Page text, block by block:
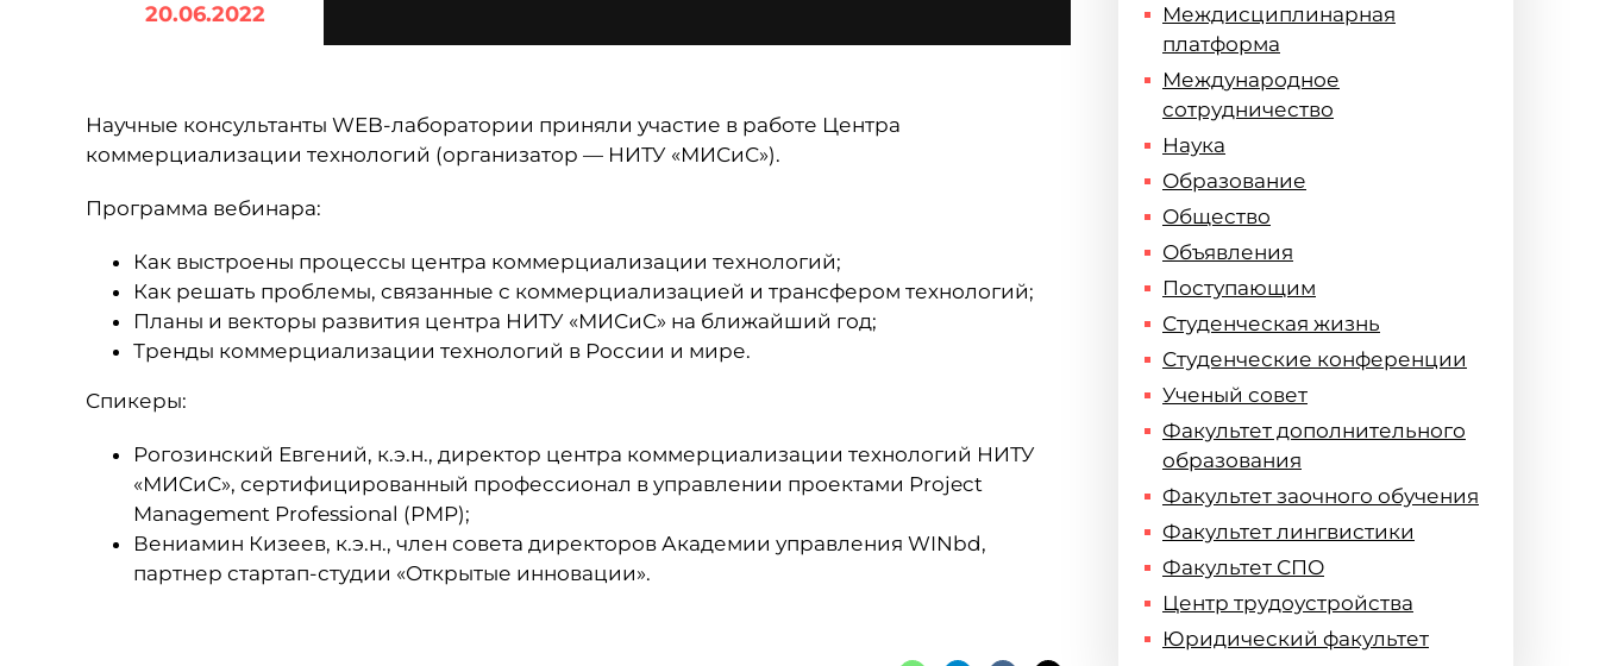
20.06.2022
Научные консультанты WEB-лаборатории приняли участие в работе Центра
коммерциализации технологий (организатор — НИТУ «МИСиС»).
Программа вебинара:
Как выстроены процессы центра коммерциализации технологий;
Как решать проблемы, связанные с коммерциализацией и трансфером технологий;
Планы и векторы развития центра НИТУ «МИСиС» на ближайший год;
Тренды коммерциализации технологий в России и мире.
Спикеры:
Рогозинский Евгений, к.э.н., директор центра коммерциализации технологий НИТУ
«МИСиС», сертифицированный профессионал в управлении проектами Project
Management Professional (PMP);
Вениамин Кизеев, к.э.н., член совета директоров Академии управления WINbd,
партнер стартап-студии «Открытые инновации».
Междисциплинарная
платформа
Международное
сотрудничество
Наука
Образование
Общество
Объявления
Поступающим
Студенческая жизнь
Студенческие конференции
Ученый совет
Факультет дополнительного
образования
Факультет заочного обучения
Факультет лингвистики
Факультет СПО
Центр трудоустройства
Юридический факультет